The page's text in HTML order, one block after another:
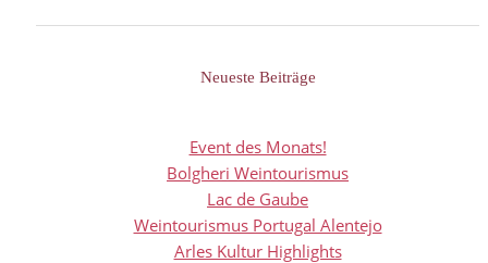
Neueste Beiträge
Event des Monats!
Bolgheri Weintourismus
Lac de Gaube
Weintourismus Portugal Alentejo
Arles Kultur Highlights